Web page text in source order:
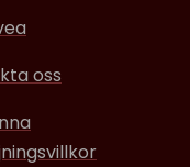
oss